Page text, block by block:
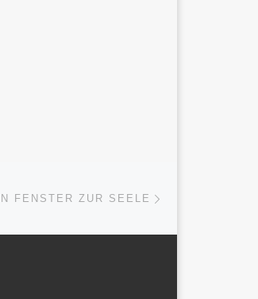
FENSTER ZUR SEELE